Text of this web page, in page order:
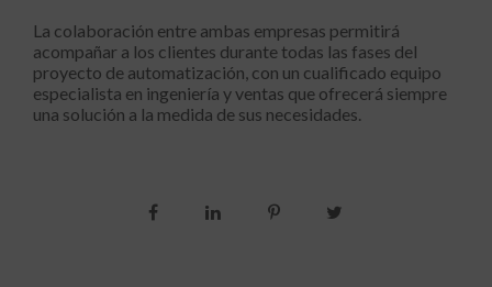
La colaboración entre ambas empresas permitirá
acompañar a los clientes durante todas las fases del
proyecto de automatización, con un cualificado equipo
especialista en ingeniería y ventas que ofrecerá siempre
una solución a la medida de sus necesidades.